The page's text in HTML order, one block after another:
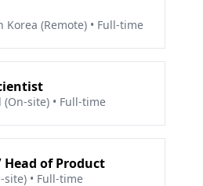
Korea (Remote) • Full-time
(On-site) • Full-time
Head of Product
site) • Full-time